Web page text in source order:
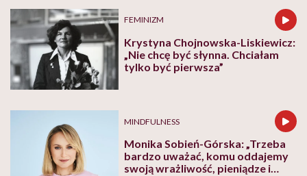
FEMINIZM
Krystyna Chojnowska-Liskiewicz:
„Nie chcę być słynna. Chciałam
tylko być pierwsza”
MINDFULNESS
Monika Sobień-Górska: „Trzeba
bardzo uważać, komu oddajemy
swoją wrażliwość, pieniądze i